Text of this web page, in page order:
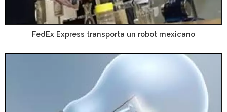
FedEx Express transporta un robot mexicano